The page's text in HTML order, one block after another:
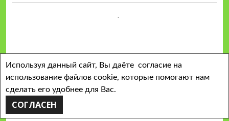
Используя данный сайт, Вы даёте согласие на
использование файлов cookie, которые помогают нам
сделать его удобнее для Вас.
СОГЛАСЕН